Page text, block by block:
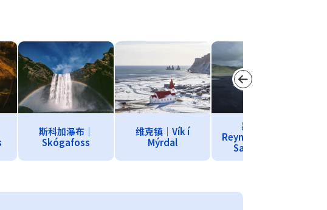
斯科加瀑布｜
Skógafoss
维克镇｜Vík í
Mýrdal
黑沙滩｜
Reynisfjara Black
Sand Beach